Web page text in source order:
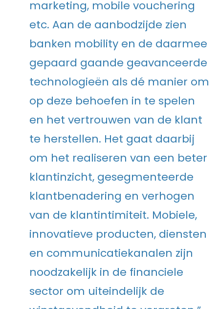
marketing, mobile vouchering
etc. Aan de aanbodzijde zien
banken mobility en de daarmee
gepaard gaande geavanceerde
technologieën als dé manier om
op deze behoefen in te spelen
en het vertrouwen van de klant
te herstellen. Het gaat daarbij
om het realiseren van een beter
klantinzicht, gesegmenteerde
klantbenadering en verhogen
van de klantintimiteit. Mobiele,
innovatieve producten, diensten
en communicatiekanalen zijn
noodzakelijk in de financiele
sector om uiteindelijk de